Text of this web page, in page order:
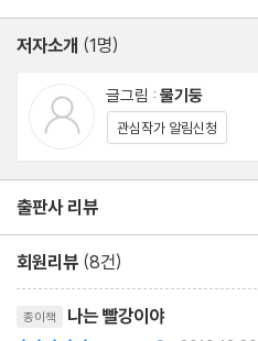
저자소개 (1명)
글그림 : 물기둥
관심작가 알림신청
출판사 리뷰
회원리뷰 (8건)
종이책 나는 빨강이야